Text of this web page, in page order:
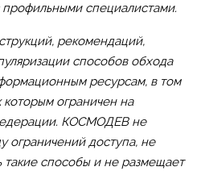
профильными специалистами.
рекомендаций,
способов обхода
ресурсам, в том
которым ограничен на
КОСМОДЕВ не
ограничений доступа, не
такие способы и не размещает